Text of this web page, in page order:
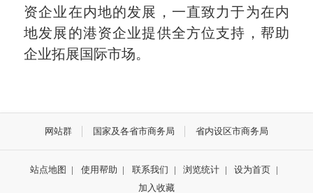
资企业在内地的发展，一直致力于为在内
地发展的港资企业提供全方位支持，帮助
企业拓展国际市场。
网站群 国家及各省市商务局 省内设区市商务局
站点地图 | 使用帮助 | 联系我们 | 浏览统计 | 设为首页 |
加入收藏